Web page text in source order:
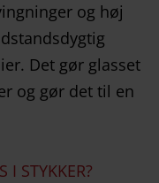
og høj
Det gør glasset
og gør det til en
I STYKKER?